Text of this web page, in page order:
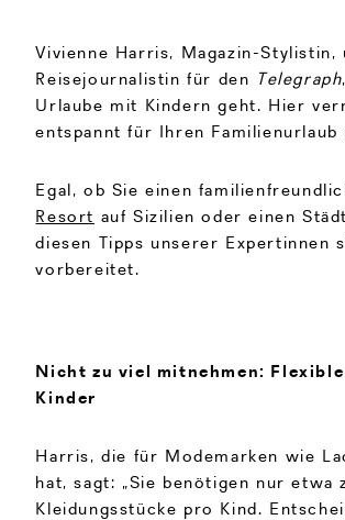
Vivienne Harris, Magazin-Stylistin,
Reisejournalistin für den Telegraph
Urlaube mit Kindern geht. Hier
entspannt für Ihren Familienurlaub
Egal, ob Sie einen
Resort auf Sizilien oder einen
diesen Tipps unserer Expertinnen
vorbereitet.
Nicht zu viel mitnehmen:
Kinder
Harris, die für Modemarken wie
hat, sagt: „Sie benötigen nur etwa
Kleidungsstücke pro Kind.